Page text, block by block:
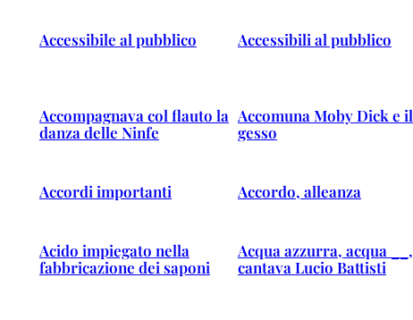
Accessibile al pubblico Accessibili al pubblico
Accompagnava col flauto la
danza delle Ninfe
Accomuna Moby Dick e il
gesso
Accordi importanti Accordo, alleanza
Acido impiegato nella
fabbricazione dei saponi
Acqua azzurra, acqua __,
cantava Lucio Battisti